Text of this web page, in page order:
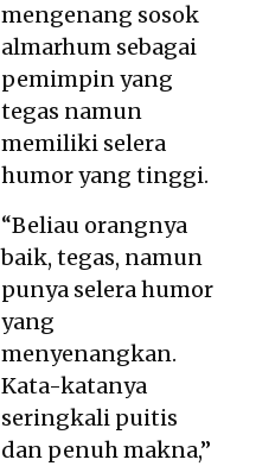
mengenang sosok
almarhum sebagai
pemimpin yang
tegas namun
memiliki selera
humor yang tinggi.
“Beliau orangnya
baik, tegas, namun
punya selera humor
yang
menyenangkan.
Kata-katanya
seringkali puitis
dan penuh makna,”